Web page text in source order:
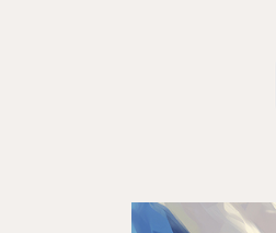
Проектлар